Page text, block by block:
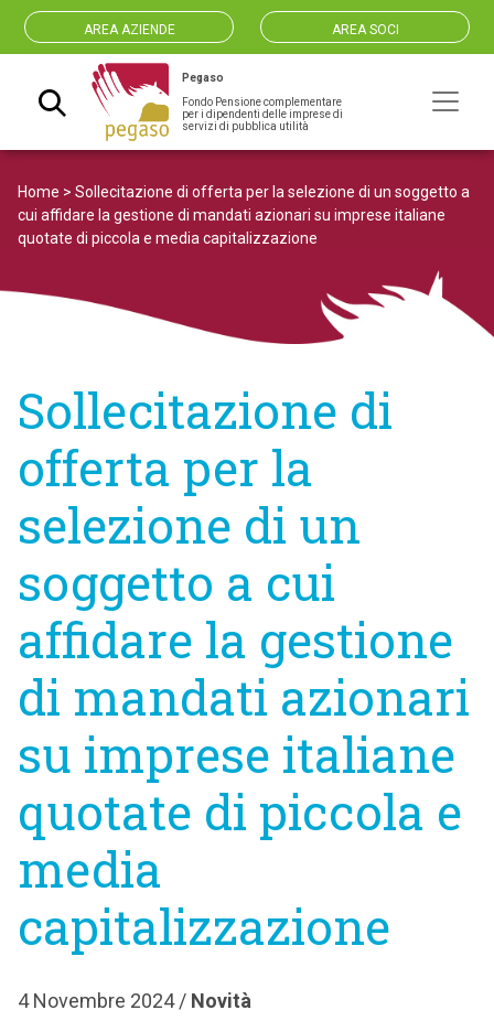
AREA AZIENDE AREA SOCI
Navigazione principale
Pegaso
Fondo Pensione complementare
per i dipendenti delle imprese di
servizi di pubblica utilità
Home > Sollecitazione di offerta per la selezione di un soggetto a
cui affidare la gestione di mandati azionari su imprese italiane
quotate di piccola e media capitalizzazione
Sollecitazione di
offerta per la
selezione di un
soggetto a cui
affidare la gestione
di mandati azionari
su imprese italiane
quotate di piccola e
media
capitalizzazione
4 Novembre 2024 / Novità